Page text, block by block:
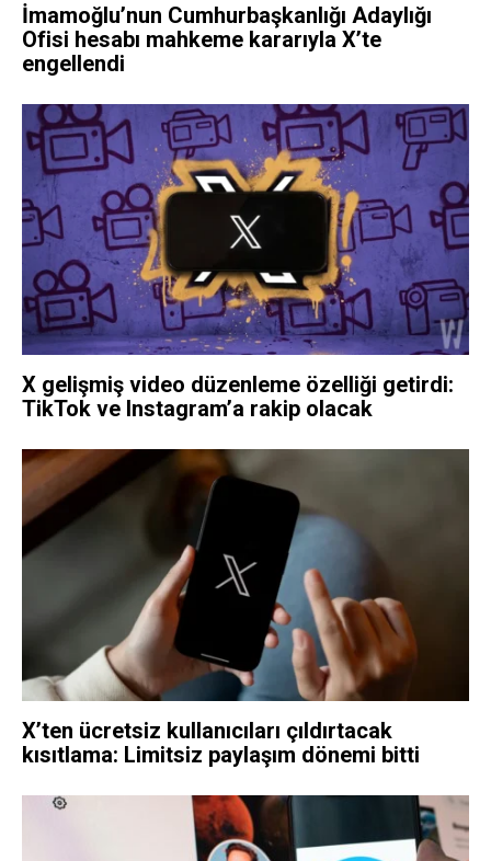
İmamoğlu’nun Cumhurbaşkanlığı Adaylığı
Ofisi hesabı mahkeme kararıyla X’te
engellendi
X gelişmiş video düzenleme özelliği getirdi:
TikTok ve Instagram’a rakip olacak
X’ten ücretsiz kullanıcıları çıldırtacak
kısıtlama: Limitsiz paylaşım dönemi bitti